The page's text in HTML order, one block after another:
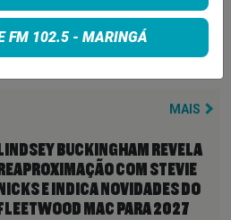
MAIS
LINDSEY BUCKINGHAM REVELA
REAPROXIMAÇÃO COM STEVIE
NICKS E INDICA NOVIDADES DO
FLEETWOOD MAC PARA 2027
FM 102.5 - MARINGÁ